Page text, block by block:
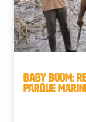
BABY BOOM:
PARQUE